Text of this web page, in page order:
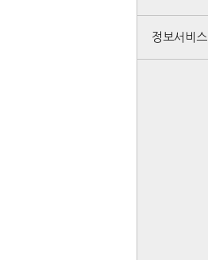
정보서비스